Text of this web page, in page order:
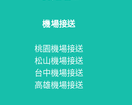
機場接送
桃園機場接送
松山機場接送
台中機場接送
高雄機場接送